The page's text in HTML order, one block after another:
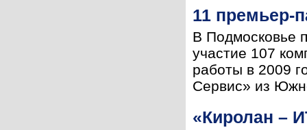
11 премьер-
В Подмосковье
участие 107
работы в 2009
Сервис» из
«Киролан –